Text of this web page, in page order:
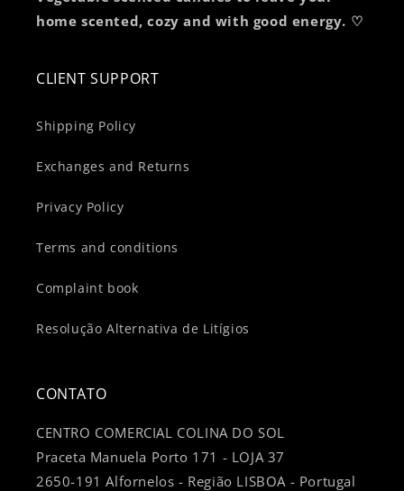
home scented, cozy and with good energy. ♡
CLIENT SUPPORT
Shipping Policy
Exchanges and Returns
Privacy Policy
Terms and conditions
Complaint book
Resolução Alternativa de Litígios
CONTATO
CENTRO COMERCIAL COLINA DO SOL
Praceta Manuela Porto 171 - LOJA 37
2650-191 Alfornelos - Região LISBOA - Portugal